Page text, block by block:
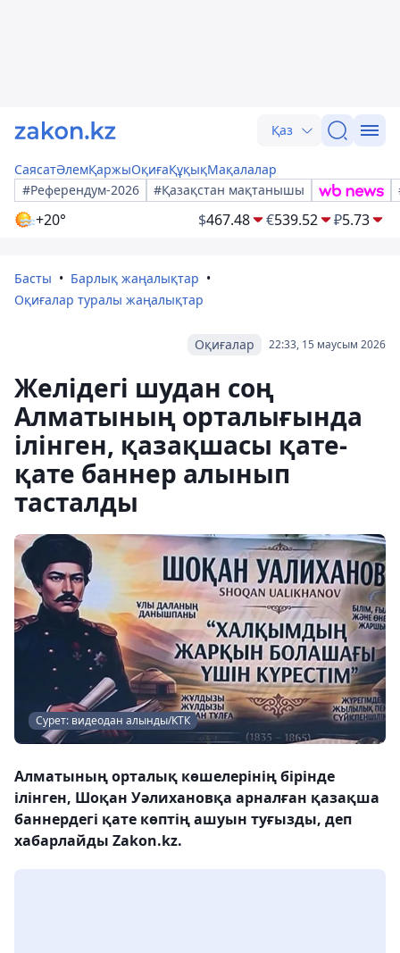
Қаз
СаясатӘлемҚаржыОқиғаҚұқықМақалалар
#Референдум-2026
#Қазақстан мақтанышы
+20° $467.48 €539.52 ₽5.73
Басты
Барлық жаңалықтар
Оқиғалар туралы жаңалықтар
22:33, 15 маусым 2026
Оқиғалар
Желідегі шудан соң
Алматының орталығында
ілінген, қазақшасы қате-
қате баннер алынып
тасталды
Сурет: видеодан алынды/КТК
Алматының орталық көшелерінің бірінде
ілінген, Шоқан Уәлихановқа арналған қазақша
баннердегі қате көптің ашуын туғызды, деп
хабарлайды Zakon.kz.